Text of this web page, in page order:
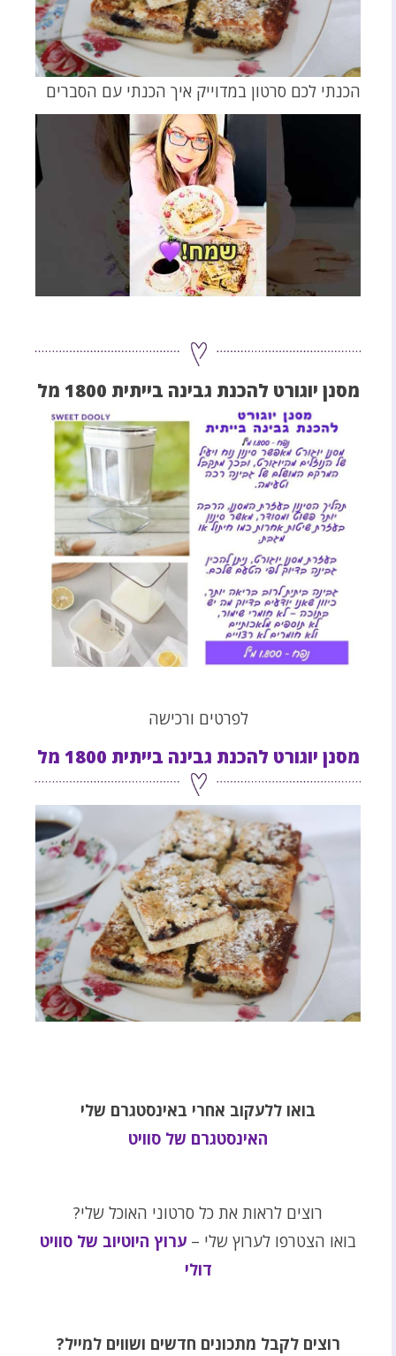
הכנתי לכם סרטון במדוייק איך הכנתי עם הסברים
מסנן יוגורט להכנת גבינה בייתית 1800 מל
לפרטים ורכישה
מסנן יוגורט להכנת גבינה בייתית 1800 מל
בואו ללעקוב אחרי באינסטגרם שלי
האינסטגרם של סוויט
רוצים לראות את כל סרטוני האוכל שלי?
בואו הצטרפו לערוץ שלי – ערוץ היוטיוב של סוויט
דולי
רוצים לקבל מתכונים חדשים ושווים למייל?